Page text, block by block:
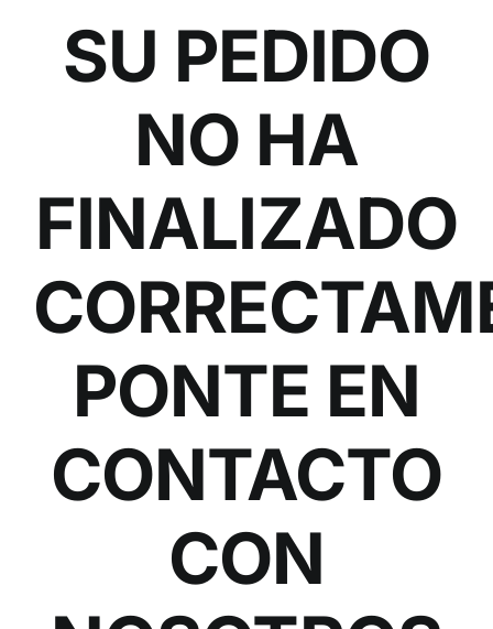
ALTAN QR
TRABAJOS REALIZADOS
CONTACTO
CATÁLOGOS
SU PEDIDO
NO HA
FINALIZADO
PONTE EN
CONTACTO
CON